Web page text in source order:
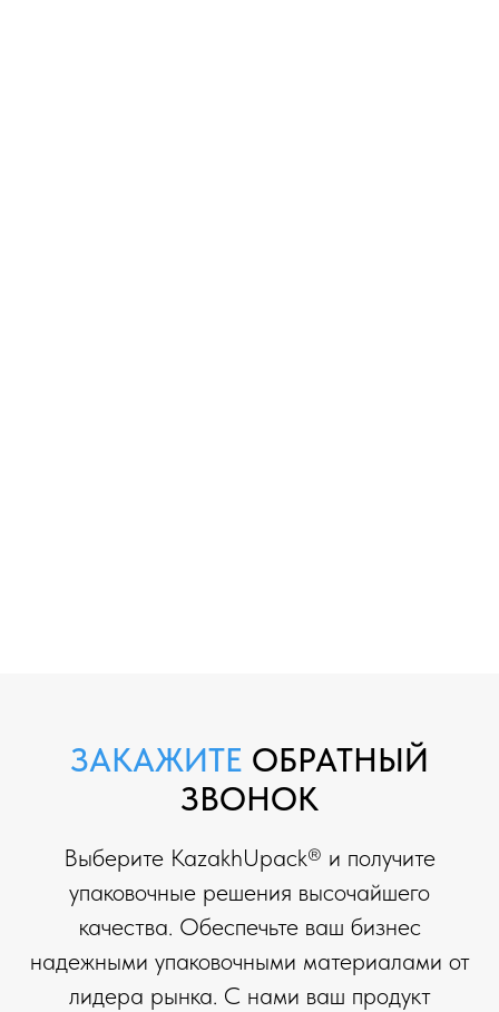
ЗАКАЖИТЕ ОБРАТНЫЙ
ЗВОНОК
Выберите KazakhUpack® и получите
упаковочные решения высочайшего
качества. Обеспечьте ваш бизнес
надежными упаковочными материалами от
лидера рынка. С нами ваш продукт